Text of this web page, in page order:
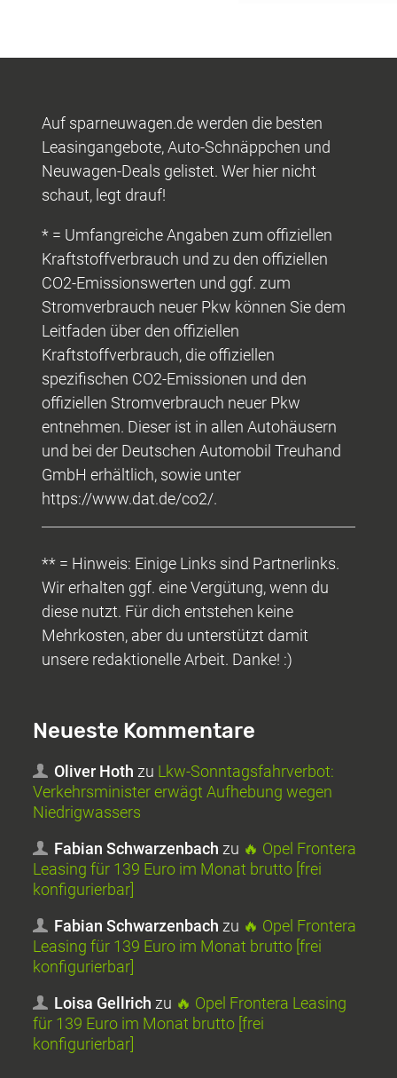
Auf sparneuwagen.de werden die besten
Leasingangebote, Auto-Schnäppchen und
Neuwagen-Deals gelistet. Wer hier nicht
schaut, legt drauf!
* = Umfangreiche Angaben zum offiziellen
Kraftstoffverbrauch und zu den offiziellen
CO2-Emissionswerten und ggf. zum
Stromverbrauch neuer Pkw können Sie dem
Leitfaden über den offiziellen
Kraftstoffverbrauch, die offiziellen
spezifischen CO2-Emissionen und den
offiziellen Stromverbrauch neuer Pkw
entnehmen. Dieser ist in allen Autohäusern
und bei der Deutschen Automobil Treuhand
GmbH erhältlich, sowie unter
https://www.dat.de/co2/.
** = Hinweis: Einige Links sind Partnerlinks.
Wir erhalten ggf. eine Vergütung, wenn du
diese nutzt. Für dich entstehen keine
Mehrkosten, aber du unterstützt damit
unsere redaktionelle Arbeit. Danke! :)
Neueste Kommentare
Oliver Hoth zu Lkw-Sonntagsfahrverbot:
Verkehrsminister erwägt Aufhebung wegen
Niedrigwassers
Fabian Schwarzenbach zu 🔥 Opel Frontera
Leasing für 139 Euro im Monat brutto [frei
konfigurierbar]
Fabian Schwarzenbach zu 🔥 Opel Frontera
Leasing für 139 Euro im Monat brutto [frei
konfigurierbar]
Loisa Gellrich zu 🔥 Opel Frontera Leasing
für 139 Euro im Monat brutto [frei
konfigurierbar]